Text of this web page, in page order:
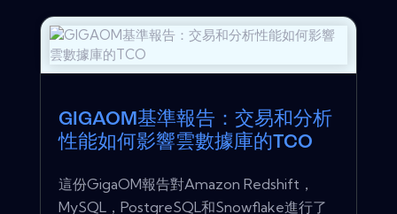
GIGAOM基準報告：交易和分析
性能如何影響雲數據庫的TCO
這份GigaOM報告對Amazon Redshift，
MySQL，PostgreSQL和Snowflake進行了